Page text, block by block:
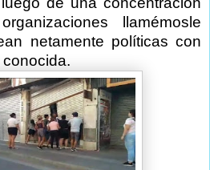
llamémosle
netamente políticas con